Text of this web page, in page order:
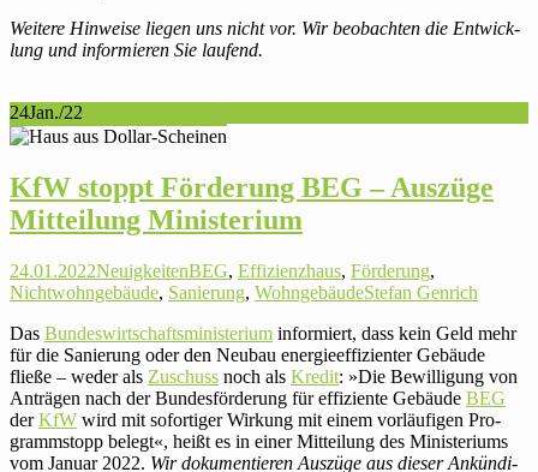
Weitere Hin­weise liegen uns nicht vor. Wir beob­achten die Ent­wick­
lung und infor­mieren Sie laufend.
24Jan./22
KfW stoppt För­de­rung BEG – Auszüge
Mit­tei­lung Ministerium
24.01.2022NeuigkeitenBEG, Effizienzhaus, Förderung,
Nichtwohngebäude, Sanierung, WohngebäudeStefan Genrich
Das Bun­des­wirt­schafts­mi­nis­te­rium infor­miert, dass kein Geld mehr
für die Sanie­rung oder den Neubau ener­gie­ef­fi­zi­enter Gebäude
fließe – weder als Zuschuss noch als Kredit: »Die Bewil­li­gung von
Anträgen nach der Bun­des­för­de­rung für effi­zi­ente Gebäude BEG
derKfW wird mit sofor­tiger Wirkung mit einem vor­läu­figen Pro­
gramm­stopp belegt«, heißt es in einer Mit­tei­lung des Minis­te­riums
vom Januar 2022. Wir doku­men­tieren Auszüge aus dieser Ankün­di­